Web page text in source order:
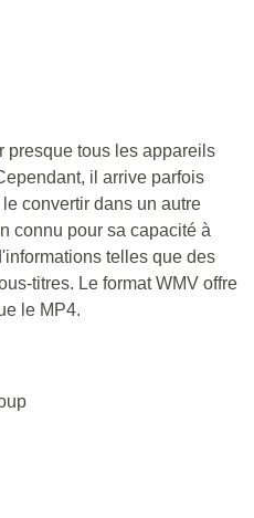
presque tous les appareils
il arrive parfois
convertir dans un autre
connu pour sa capacité à
telles que des
titres. Le format WMV offre
le MP4.